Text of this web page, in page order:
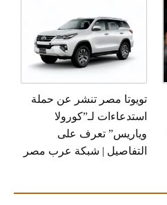
تويوتا مصر تنشر عن حملة
استدعاءات لـ”كورولا
وياريس” تعرف على
التفاصيل | شبكة عرب مصر